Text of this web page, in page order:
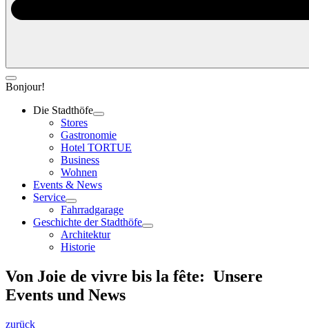
Bonjour!
Die Stadthöfe
Stores
Gastronomie
Hotel TORTUE
Business
Wohnen
Events & News
Service
Fahrradgarage
Geschichte der Stadthöfe
Architektur
Historie
Von Joie de vivre bis la fête: Unsere
Events und News
zurück